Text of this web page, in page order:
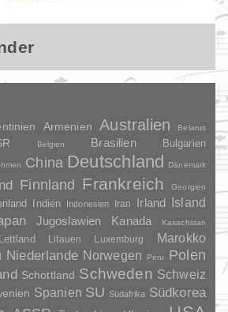
Armenien Australien Belarus
Belgien Brasilien Bulgarien
China Deutschland Dänemark
Finnland Frankreich
Georgien
Indien Indonesien Iran Irland
Island
Jugoslawien Kanada Kasachstan
Lettland Litauen Luxemburg Marokko
Niederlande Norwegen Peru
Polen
Schottland Schweden Schweiz
Spanien SU Südafrika Südkorea